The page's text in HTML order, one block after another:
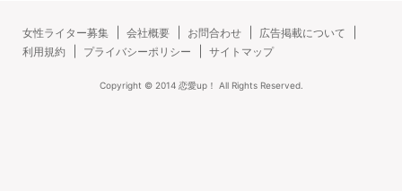
女性ライター募集 会社概要 お問合わせ
広告掲載について
利用規約
プライバシーポリシー サイトマップ
Copyright © 2014 恋愛up！ All Rights Reserved.